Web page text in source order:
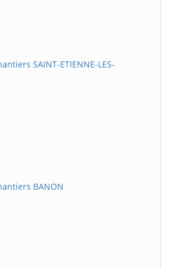
SAINT-ETIENNE-LES-
BANON